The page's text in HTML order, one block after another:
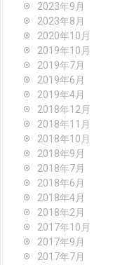
2023年9月
2023年8月
2020年10月
2019年10月
2019年7月
2019年6月
2019年4月
2018年12月
2018年11月
2018年10月
2018年9月
2018年7月
2018年6月
2018年4月
2018年2月
2017年10月
2017年9月
2017年7月